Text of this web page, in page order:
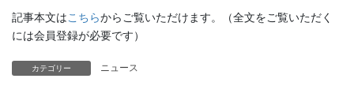
記事本文はこちらからご覧いただけます。（全文をご覧いただく
には会員登録が必要です）
カテゴリー ニュース